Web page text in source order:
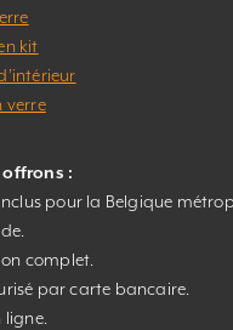
kit
verre
offrons :
pour la Belgique
complet.
par carte bancaire.
ligne.